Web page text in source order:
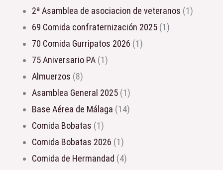
2ª Asamblea de asociacion de veteranos (1)
69 Comida confraternización 2025 (1)
70 Comida Gurripatos 2026 (1)
75 Aniversario PA (1)
Almuerzos (8)
Asamblea General 2025 (1)
Base Aérea de Málaga (14)
Comida Bobatas (1)
Comida Bobatas 2026 (1)
Comida de Hermandad (4)